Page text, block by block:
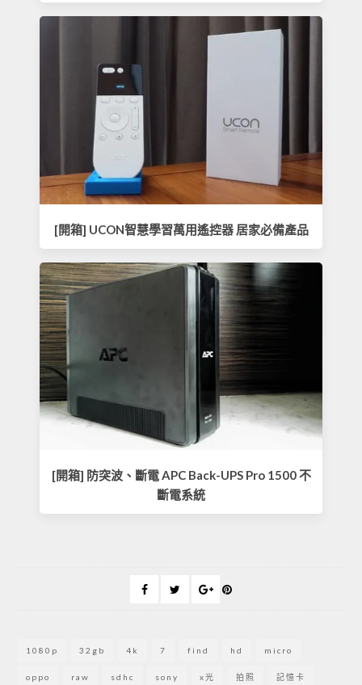
[開箱] UCON智慧學習萬用遙控器 居家必備產品
[開箱] 防突波、斷電 APC Back-UPS Pro 1500 不
斷電系統
1080p 32gb 4k 7 find hd micro
oppo raw sdhc sony x光 拍照 記憶卡